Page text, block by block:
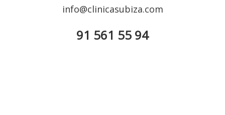
info@clinicasubiza.com
91 561 55 94